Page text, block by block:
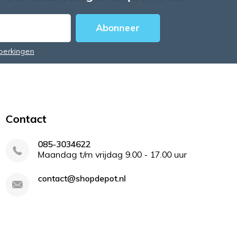
Abonneer
Contact
085-3034622
Maandag t/m vrijdag 9.00 - 17.00 uur
contact@shopdepot.nl